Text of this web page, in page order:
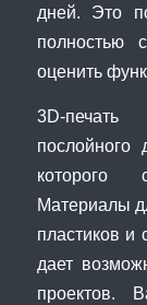
дней. Это
полностью
оценить
3D-
которого
Материалы
пластиков и
дает
проектов.